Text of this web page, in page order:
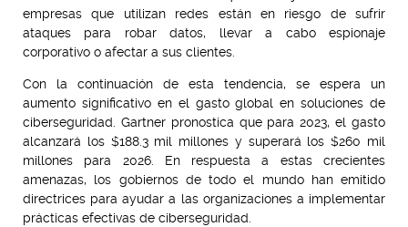
empresas que utilizan redes están en riesgo de sufrir
ataques para robar datos, llevar a cabo espionaje
corporativo o afectar a sus clientes.
Con la continuación de esta tendencia, se espera un
aumento significativo en el gasto global en soluciones de
ciberseguridad. Gartner pronostica que para 2023, el gasto
alcanzará los $188.3 mil millones y superará los $260 mil
millones para 2026. En respuesta a estas crecientes
amenazas, los gobiernos de todo el mundo han emitido
directrices para ayudar a las organizaciones a implementar
prácticas efectivas de ciberseguridad.